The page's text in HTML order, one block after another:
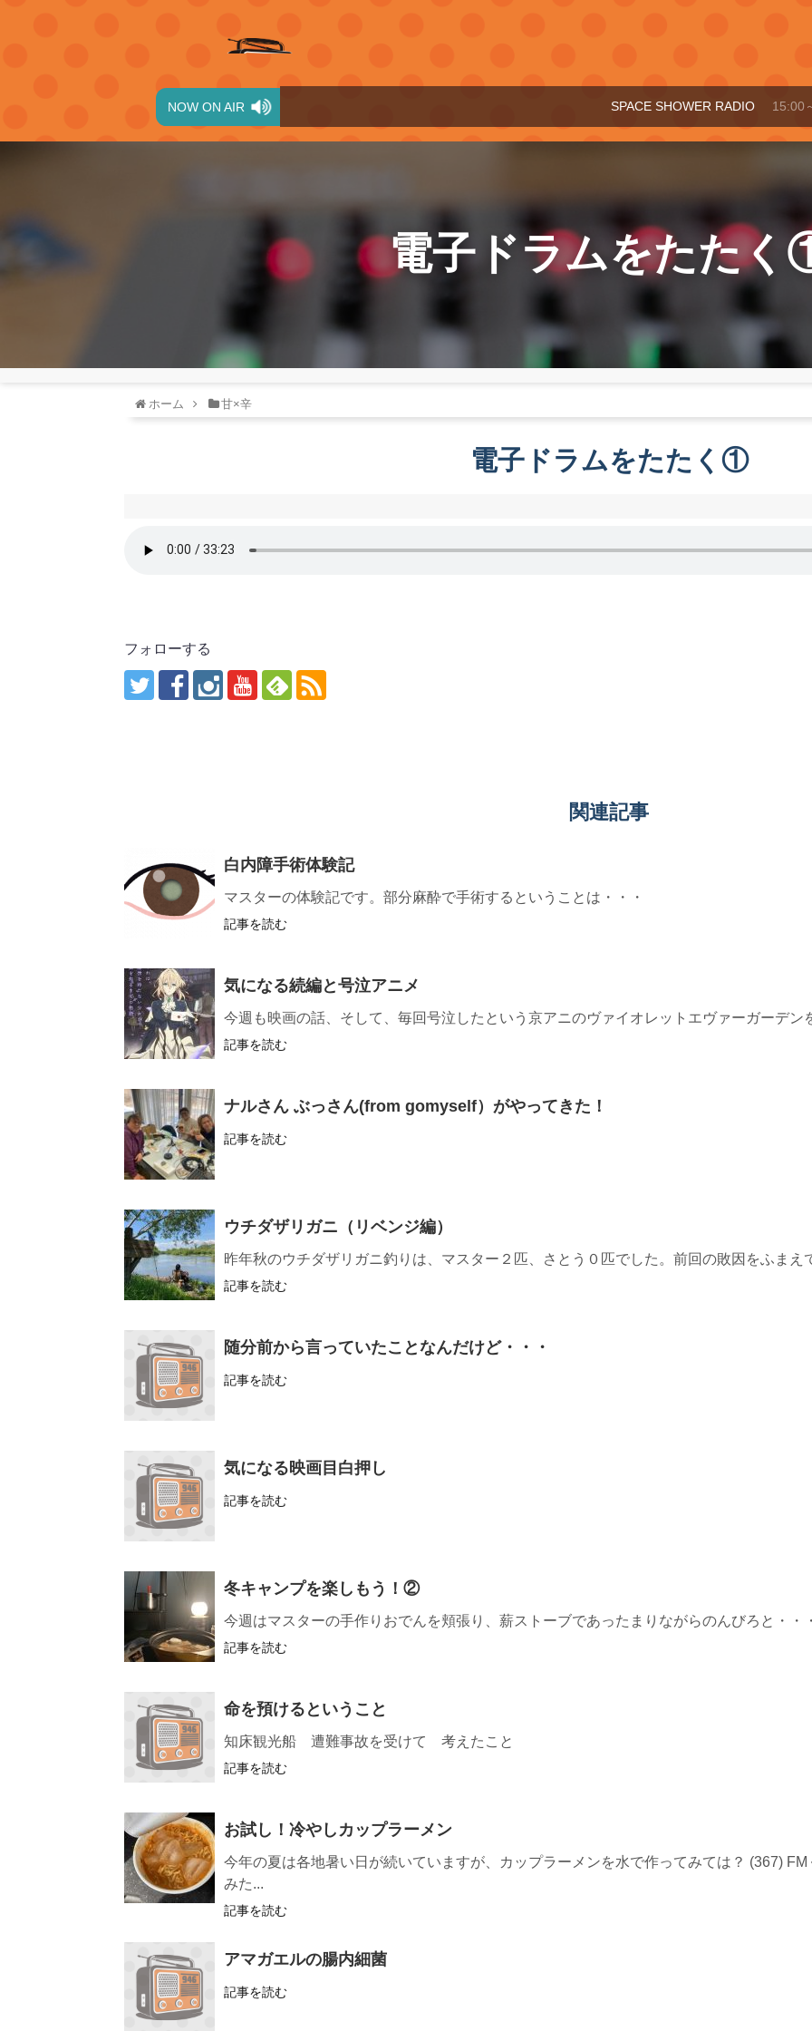
NOW ON AIR SPACE SHOWER RADIO 15:00～15:30
電子ドラムをたた
ホーム 甘×辛
電子ドラムをたたく①
フォローする
関連記事
白内障手術体験記
マスターの体験記です。部分麻酔で手術するということは・・・
記事を読む
気になる続編と号泣アニメ
今週も映画の話、そして、毎回号泣したという京アニのヴァイオレットエヴァーガーデン
記事を読む
ナルさん ぶっさん(from gomyself）がやってきた！
記事を読む
ウチダザリガニ（リベンジ編）
昨年秋のウチダザリガニ釣りは、マスター２匹、さとう０匹でした。前回の敗因をふまえ
記事を読む
随分前から言っていたことなんだけど・・・
記事を読む
気になる映画目白押し
記事を読む
冬キャンプを楽しもう！②
今週はマスターの手作りおでんを頬張り、薪ストーブであったまりながらのんびろと・・
記事を読む
命を預けるということ
知床観光船 遭難事故を受けて 考えたこと
記事を読む
お試し！冷やしカップラーメン
今年の夏は各地暑い日が続いていますが、カップラーメンを水で作ってみては？ (367)
みた...
記事を読む
アマガエルの腸内細菌
記事を読む